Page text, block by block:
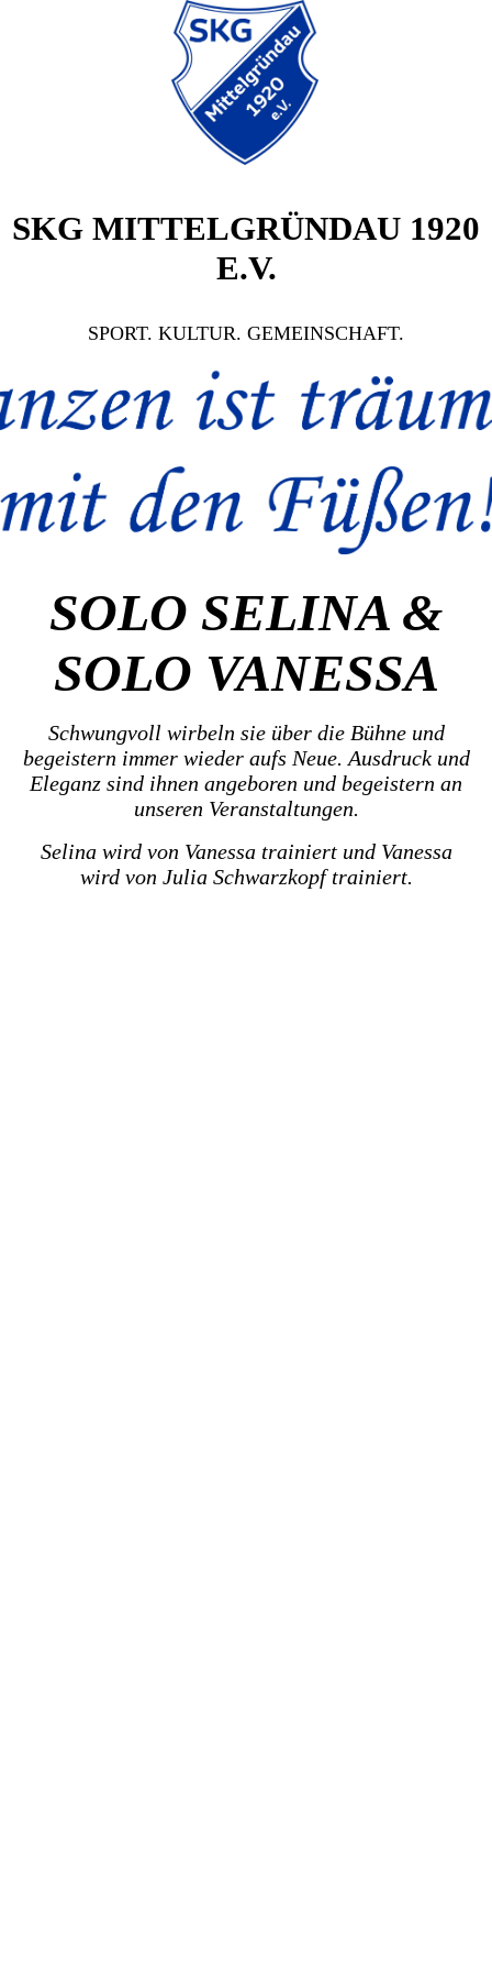
SKG MITTELGRÜNDAU 1920
E.V.
SPORT. KULTUR. GEMEINSCHAFT.
SOLO SELINA &
SOLO VANESSA
Schwungvoll wirbeln sie über die Bühne und
begeistern immer wieder aufs Neue. Ausdruck und
Eleganz sind ihnen angeboren und begeistern an
unseren Veranstaltungen.
Selina wird von Vanessa trainiert und Vanessa
wird von Julia Schwarzkopf trainiert.